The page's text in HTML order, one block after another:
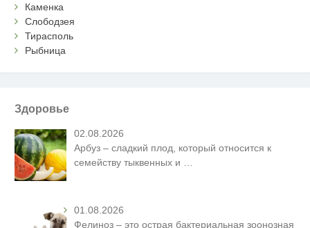
Каменка
Слободзея
Тирасполь
Рыбница
Здоровье
02.08.2026
Арбуз – сладкий плод, который относится к
семейству тыквенных и
01.08.2026
Фелиноз – это острая бактериальная зоонозная